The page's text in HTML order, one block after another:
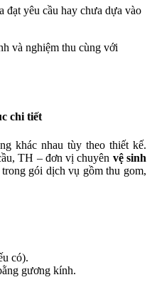
đạt yêu cầu hay chưa dựa vào
và nghiệm thu cùng với
chi tiết
khác nhau tùy theo thiết kế.
TH – đơn vị chuyên vệ sinh
gói dịch vụ gồm thu gom,
có).
gương kính.